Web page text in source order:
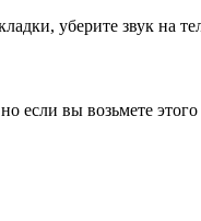
уберите звук на
если вы возьмете